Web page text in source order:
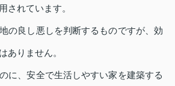
されています。
の良し悪しを判断するものですが、効
ありません。
に、安全で生活しやすい家を建築する